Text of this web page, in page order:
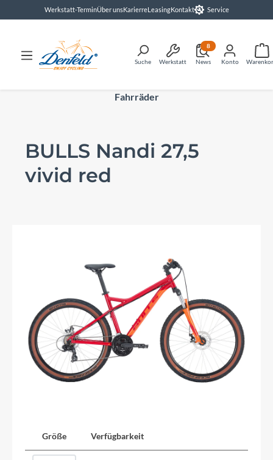
springenWerkstatt-TerminÜber unsKarierreLeasingKontakt Service
Suche Werkstatt News
8
Konto
Fahrräder
BULLS Nandi 27,5
vivid red
Größe Verfügbarkeit